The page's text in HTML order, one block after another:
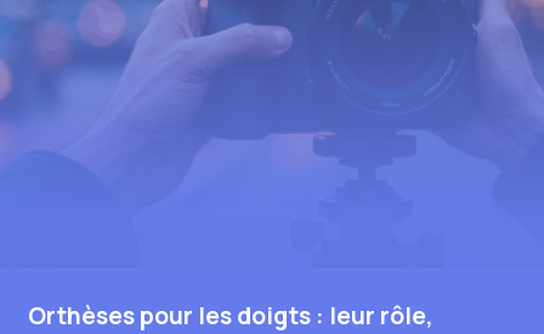
Orthèses pour les doigts : leur rôle,